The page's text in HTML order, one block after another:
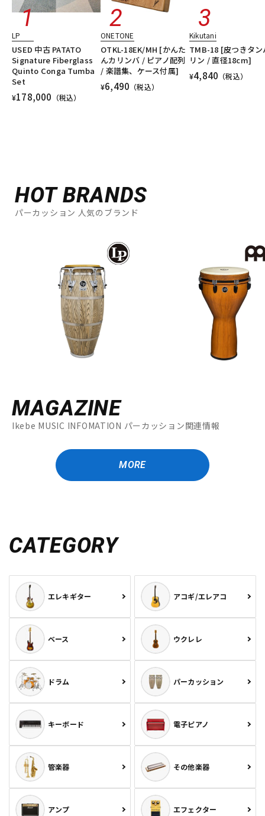
LP
USED 中古 PATATO
Signature Fiberglass
Quinto Conga Tumba
Set
¥178,000 （税込）
ONETONE
OTKL-18EK/MH [かんた
んカリンバ / ピアノ配列
/ 楽譜集、ケース付属]
¥6,490 （税込）
Kikutani
TMB-18 [皮つきタン
リン / 直径18cm]
¥4,840 （税込）
HOT BRANDS
パーカッション 人気のブランド
MAGAZINE
Ikebe MUSIC INFOMATION パーカッション関連情報
MORE
CATEGORY
エレキギター アコギ/エレアコ
ベース ウクレレ
ドラム パーカッション
キーボード 電子ピアノ
管楽器 その他楽器
アンプ エフェクター